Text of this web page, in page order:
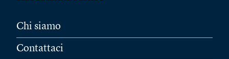
Chi siamo
Contattaci